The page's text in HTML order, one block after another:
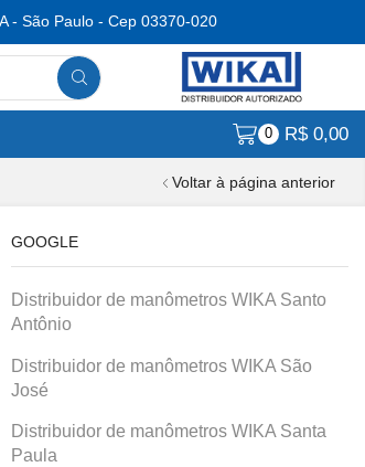
- São Paulo - Cep 03370-020
0 R$0,00
Voltar à página anterior
GOOGLE
Distribuidor de manômetros WIKA Santo
Antônio
Distribuidor de manômetros WIKA São
José
Distribuidor de manômetros WIKA Santa
Paula